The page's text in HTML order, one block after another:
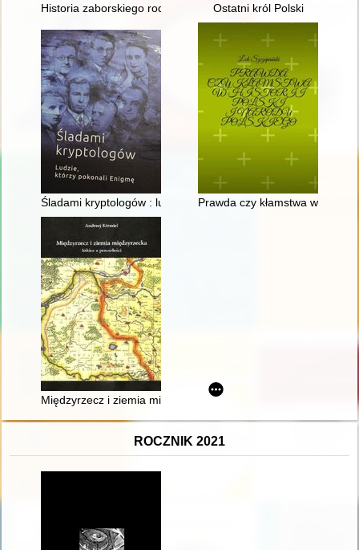
Historia zaborskiego rodu Ukleja-Czarnowskich Augustyna
Ostatni król Polski
Śladami kryptologów : ludzie, którzy pokonali Enigmę
Prawda czy kłamstwa w
Międzyrzecz i ziemia międzyrzecka : szkice z przeszłości
ROCZNIK 2021